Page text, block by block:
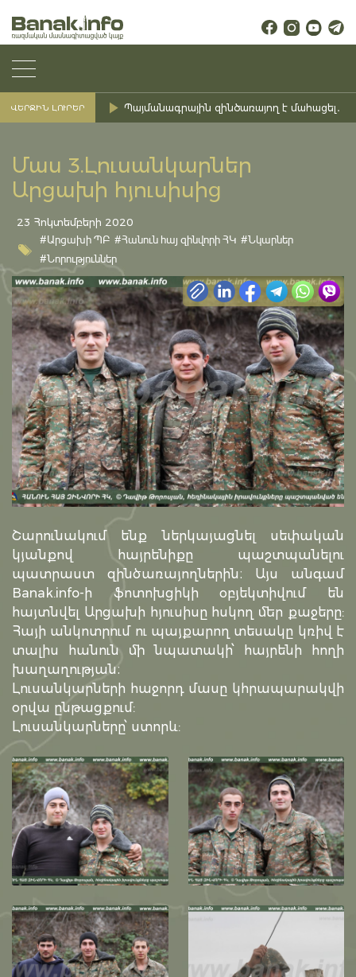
ՎԵՐՋԻՆ ԼՈՒՐԵՐ Պայմանագրային զինծառայող է մահացել․
Մաս 3.Լուսանկարներ
Արցախի հյուսիսից
23 Հոկտեմբերի 2020
#Արցախի ՊԲ #Հանուն հայ զինվորի ՀԿ #Նկարներ
#Նորություններ
Շարունակում ենք ներկայացնել սեփական
կյանքով հայրենիքը պաշտպանելու
պատրաստ զինծառայողներին։ Այս անգամ
Banak.info-ի ֆոտոխցիկի օբյեկտիվում են
հայտնվել Արցախի հյուսիսը հսկող մեր քաջերը:
Հայի անկոտրում ու պայքարող տեսակը կռիվ է
տալիս հանուն մի նպատակի՝ հայրենի հողի
խաղաղության։
Լուսանկարների հաջորդ մասը կհրապարակվի
օրվա ընթացքում:
Լուսանկարները՝ ստորև: